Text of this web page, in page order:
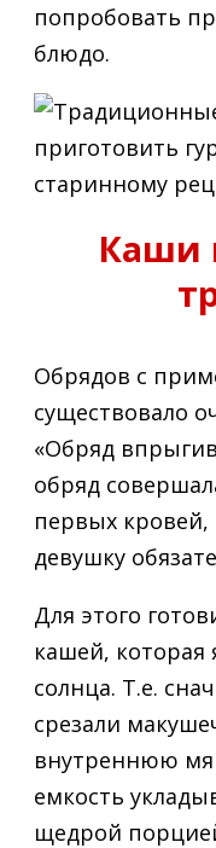
попробовать
блюдо.
Каши
Обрядов с
существовало
«Обряд
обряд
первых кровей,
девушку
Для этого
кашей, которая
солнца. Т.е.
срезали
внутреннюю
емкость
щедрой